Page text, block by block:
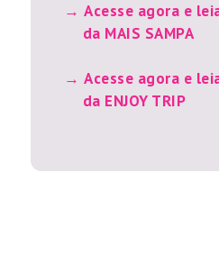
Acesse agora e
da MAIS SAMPA
Acesse agora e
da ENJOY TRIP